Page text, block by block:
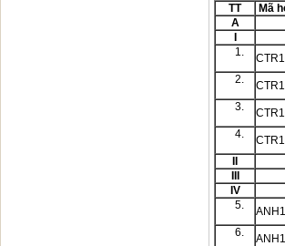
TT
Mã
A
1.
2.
3.
4.
IV
5.
6.